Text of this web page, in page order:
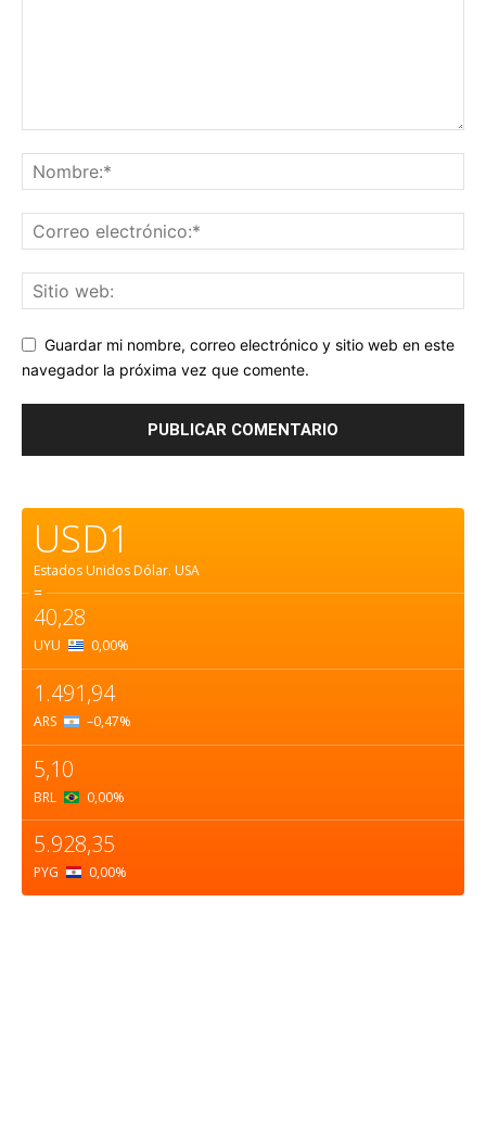
Guardar mi nombre, correo electrónico y sitio web en este
navegador la próxima vez que comente.
USD1
Estados Unidos Dólar. USA
=
40,28
UYU 0,00%
1.491,94
ARS –0,47%
5,10
BRL 0,00%
5.928,35
PYG 0,00%